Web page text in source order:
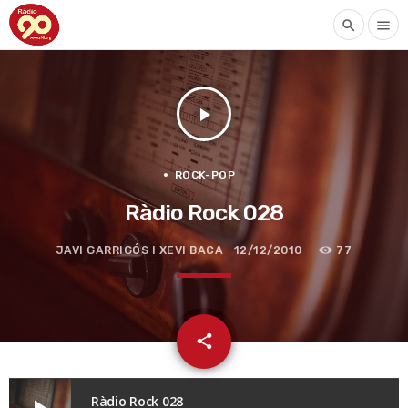
search menu
play_arrow
ROCK-POP
Ràdio Rock 028
JAVI GARRIGÓS I XEVI BACA 12/12/2010 77
share
email
Ràdio Rock 028